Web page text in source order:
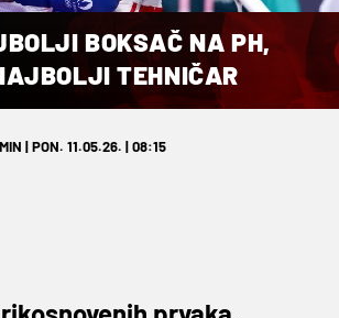
BOKSAČ NA PH,
TEHNIČAR
| PON. 11.05.26. | 08:15